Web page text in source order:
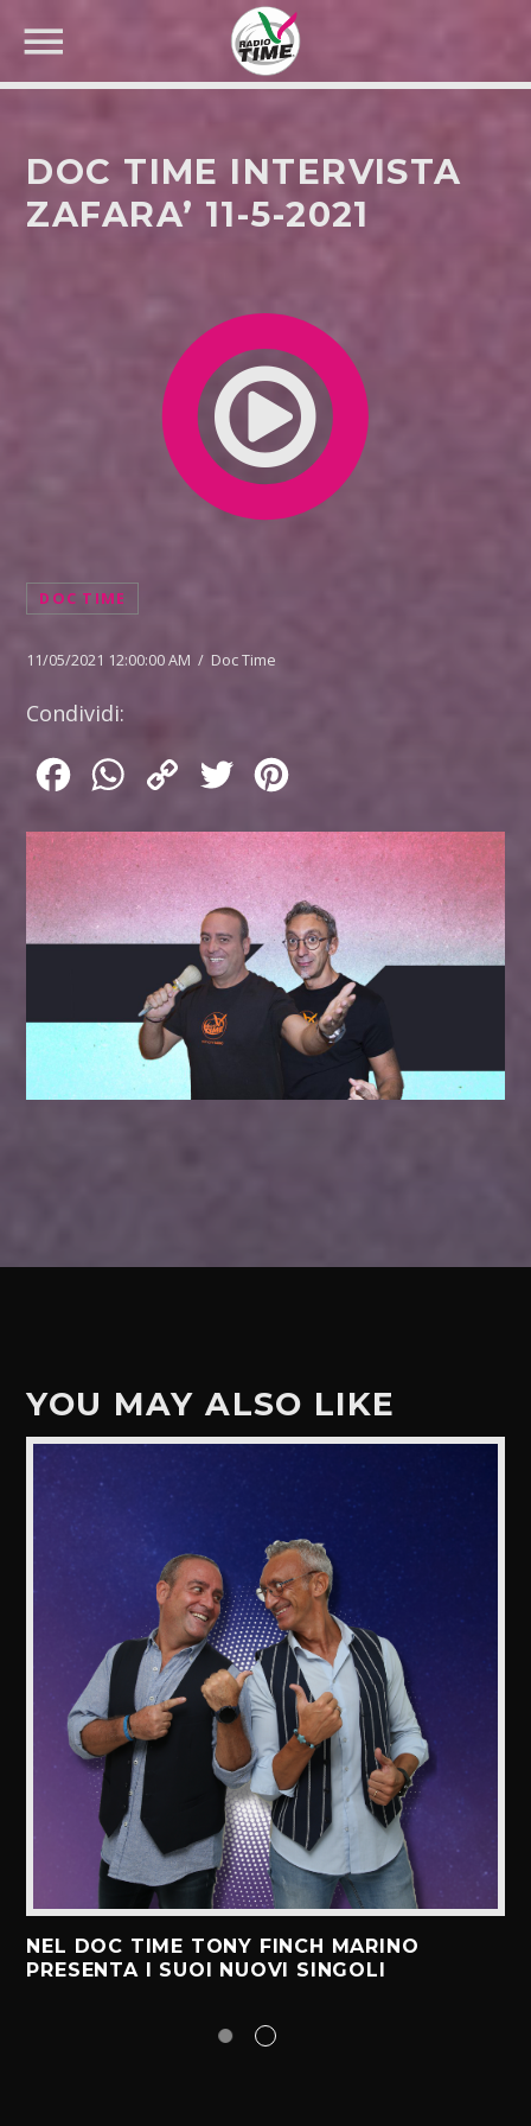
DOC TIME INTERVISTA
ZAFARA’ 11-5-2021
DOC TIME
11/05/2021 12:00:00 AM / Doc Time
Condividi:
FacebookWhatsApp
Copy
Twitter
YOU MAY ALSO LIKE
NEL DOC TIME TONY FINCH MARINO
PRESENTA I SUOI NUOVI SINGOLI